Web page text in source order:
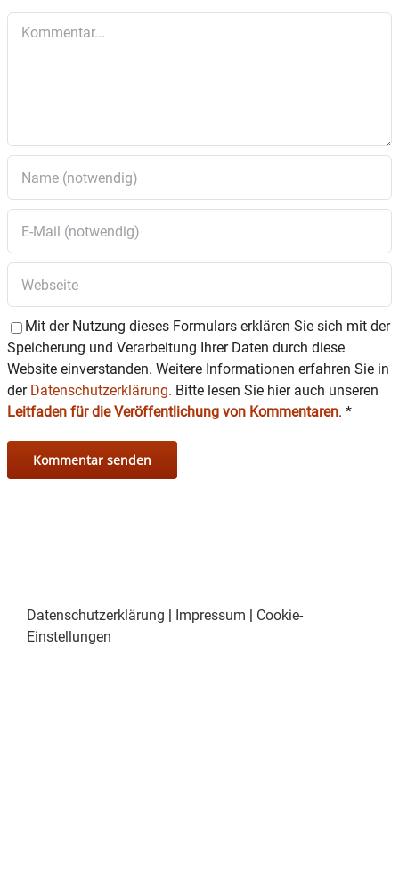
Mit der Nutzung dieses Formulars erklären Sie sich mit der
Speicherung und Verarbeitung Ihrer Daten durch diese
Website einverstanden. Weitere Informationen erfahren Sie in
der Datenschutzerklärung. Bitte lesen Sie hier auch unseren
Leitfaden für die Veröffentlichung von Kommentaren. *
Datenschutzerklärung Impressum
Cookie-
Einstellungen